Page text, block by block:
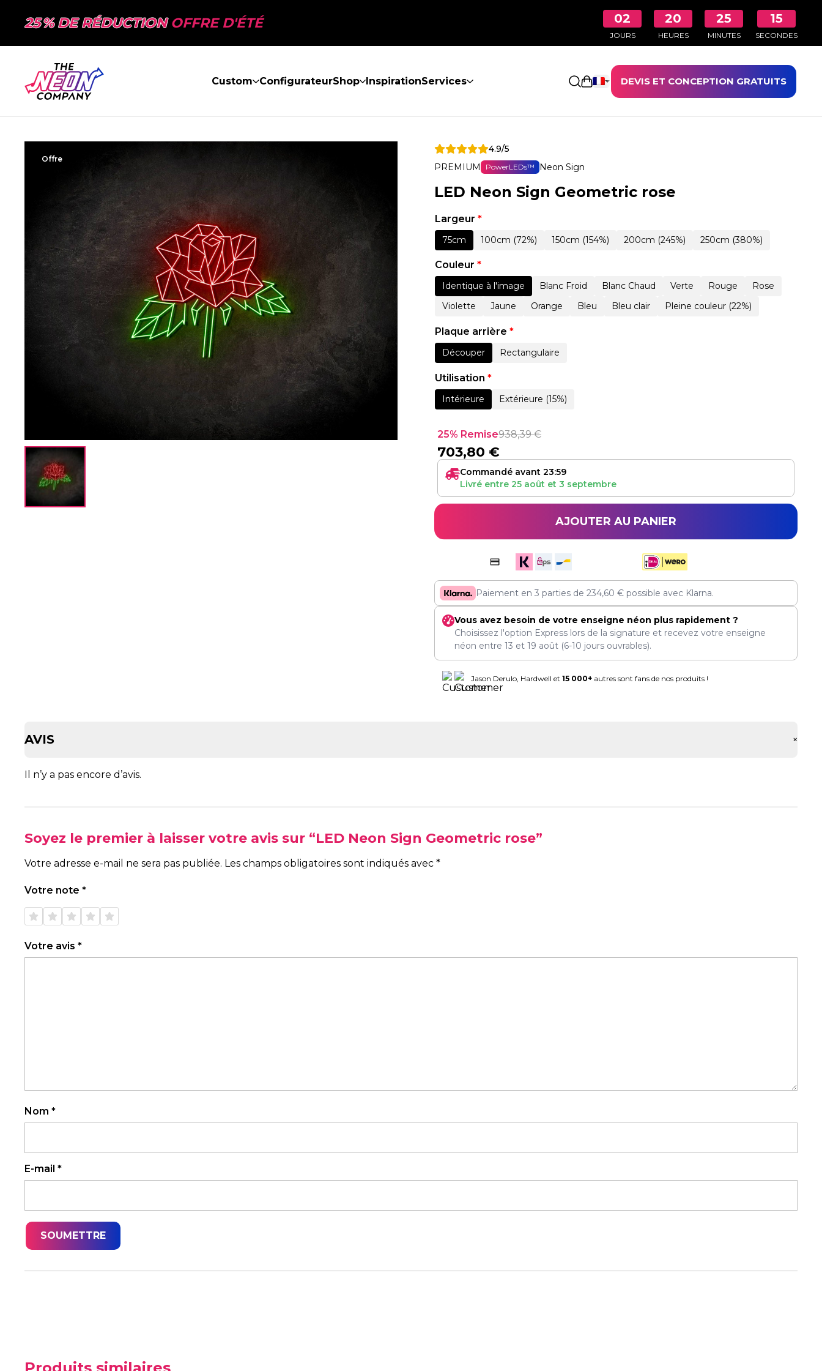
25 % DE RÉDUCTIONOFFRE D'ÉTÉ 02
JOURS
20
HEURES
25
MINUTES
14
SECONDES
Custom ConfigurateurShop InspirationServices Ouvrir le panierDEVIS ET CONCEPTION GRATUITS
Offre
4.9/5
PREMIUM
PowerLEDs™ Neon Sign
LED Neon Sign Geometric rose
Largeur *
75cm 100cm (72%) 150cm (154%) 200cm (245%) 250cm (380%)
Couleur *
Identique à l'image Blanc Froid Blanc Chaud Verte Rouge
Rose
Violette
Jaune Orange Bleu Bleu clair Pleine couleur (22%)
Plaque arrière *
Découper Rectangulaire
Utilisation *
Intérieure Extérieure (15%)
25% Remise938,39€
703,80 €
Commandé avant 23:59
Livré entre 25 août et 3 septembre
AJOUTER AU PANIER
Paiement en 3 parties de234,60€ possible avec Klarna.
Vous avez besoin de votre enseigne néon plus rapidement ?
Choisissez l'option Express lors de la signature et recevez votre enseigne
néon entre 13 et 19 août(6-10 jours ouvrables).
Jason Derulo, Hardwell et 15 000+autres sont fans de nos produits !
AVIS +
Il n’y a pas encore d’avis.
Soyez le premier à laisser votre avis sur “LED Neon Sign Geometric rose”
Votre adresse e-mail ne sera pas publiée. Les champs obligatoires sont indiqués avec *
Votre note *
1 étoile
sur 5
2 étoiles
sur 5
3 étoiles
sur 5
4 étoiles
sur 5
5 étoiles
sur 5
Votre avis *
Nom *
E-mail *